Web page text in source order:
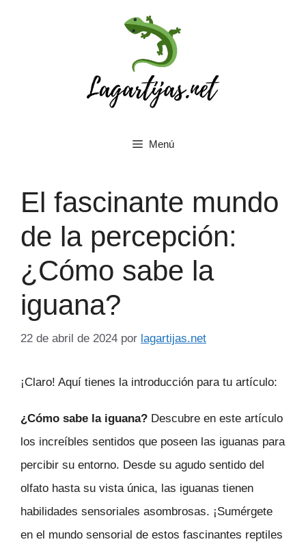
Menú
El fascinante mundo
de la percepción:
¿Cómo sabe la
iguana?
22 de abril de 2024 por lagartijas.net
¡Claro! Aquí tienes la introducción para tu artículo:
¿Cómo sabe la iguana? Descubre en este artículo
los increíbles sentidos que poseen las iguanas para
percibir su entorno. Desde su agudo sentido del
olfato hasta su vista única, las iguanas tienen
habilidades sensoriales asombrosas. ¡Sumérgete
en el mundo sensorial de estos fascinantes reptiles